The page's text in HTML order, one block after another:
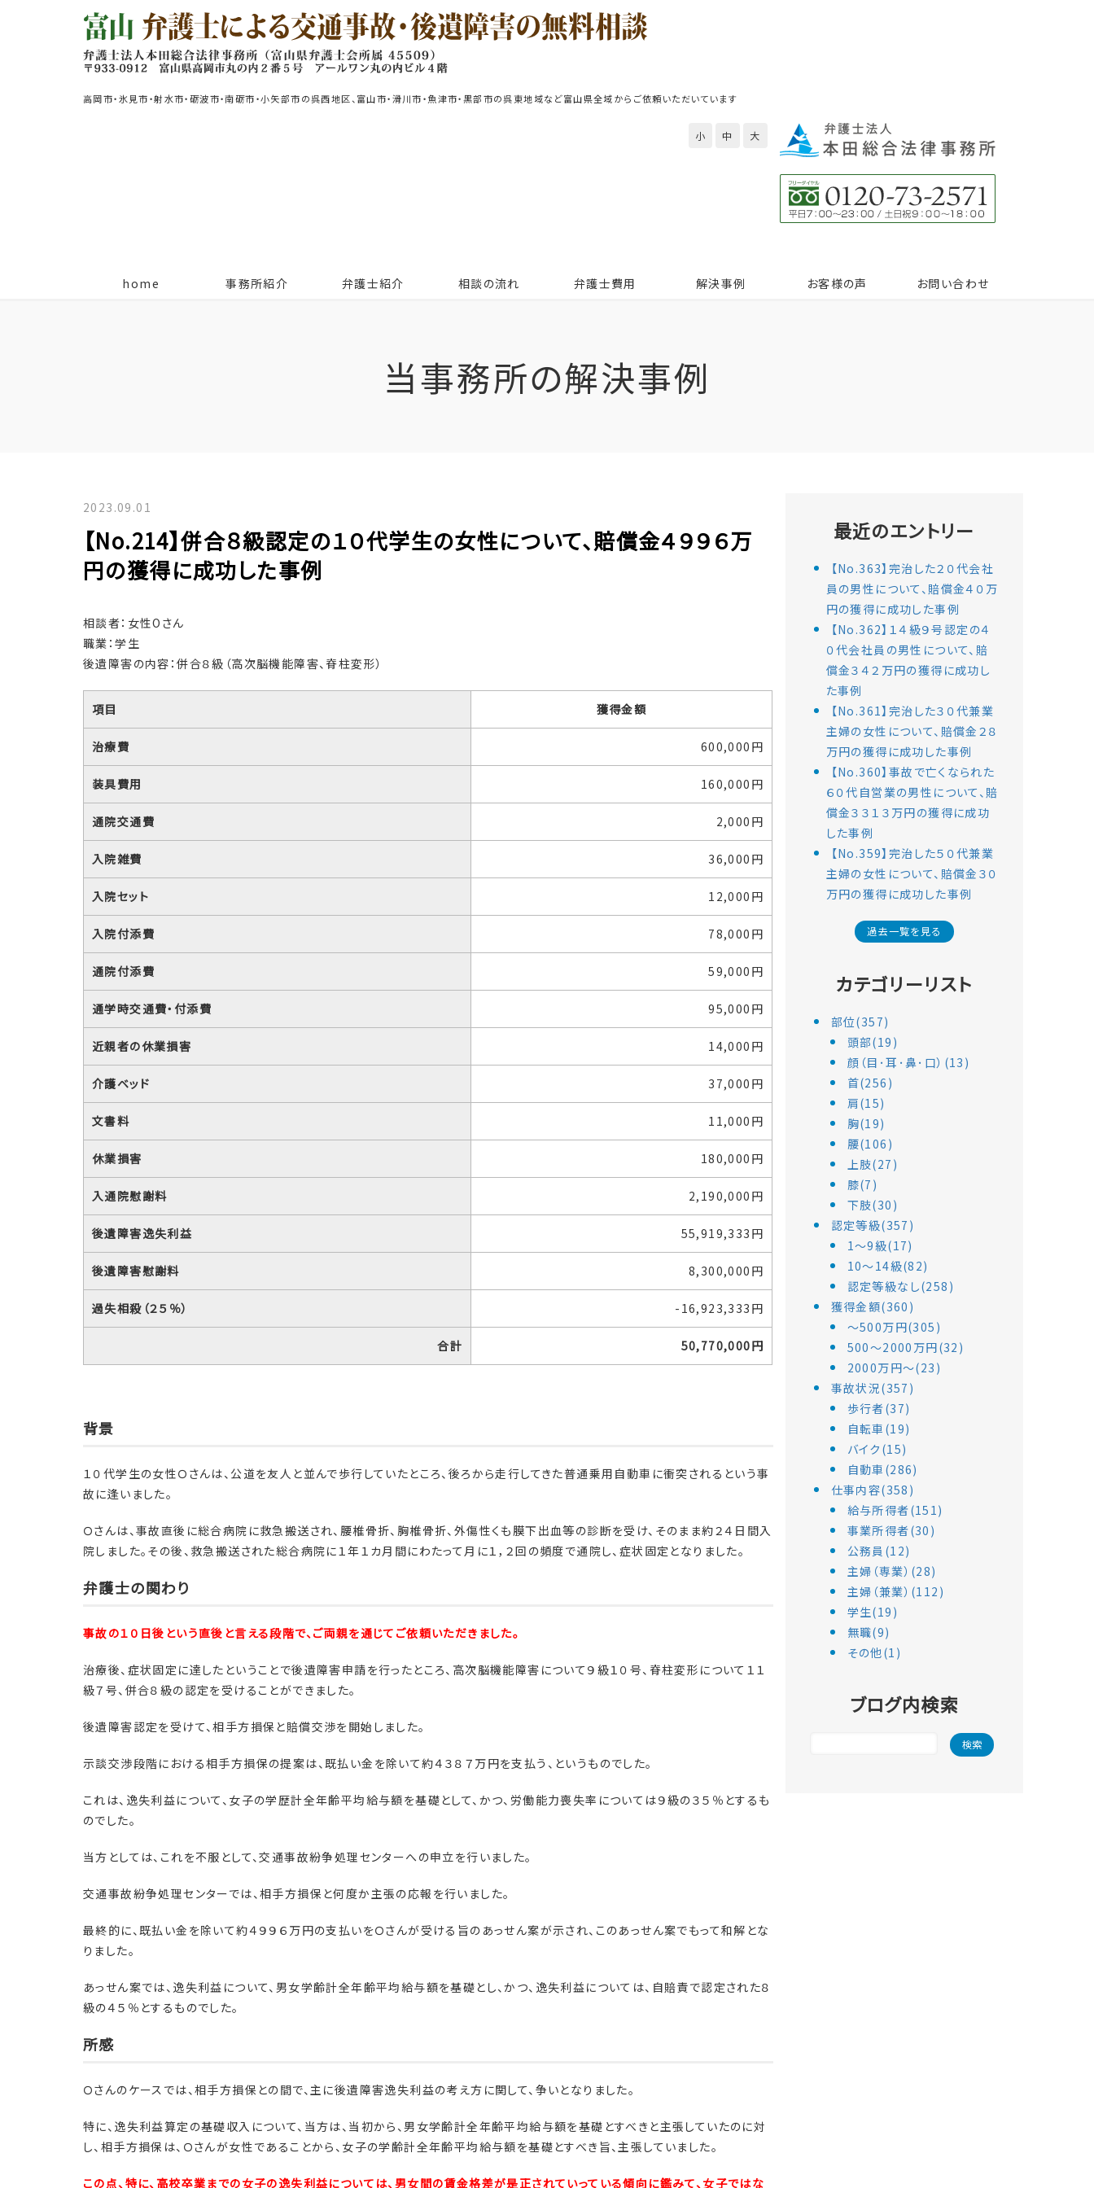
高岡市・氷見市・射水市・砺波市・南砺市・小矢部市の呉西地区、富山市・滑川市・魚津市・黒部市の呉東地域など富山県全域からご依頼いただいています
小 中 大
home 事務所紹介 弁護士紹介 相談の流れ 弁護士費用 解決事例 お客様の声 お問い合わせ
当事務所の解決事例
2023.09.01
【No.214】併合８級認定の１０代学生の女性について、賠償金４９９６万
円の獲得に成功した事例
相談者：女性Oさん
職業：学生
後遺障害の内容：併合８級（高次脳機能障害、脊柱変形）
項目 獲得金額
治療費 600,000円
装具費用 160,000円
通院交通費 2,000円
入院雑費 36,000円
入院セット 12,000円
入院付添費 78,000円
通院付添費 59,000円
通学時交通費・付添費 95,000円
近親者の休業損害 14,000円
介護ベッド 37,000円
文書料 11,000円
休業損害 180,000円
入通院慰謝料 2,190,000円
後遺障害逸失利益 55,919,333円
後遺障害慰謝料 8,300,000円
過失相殺（２５％） -16,923,333円
合計 50,770,000円
背景
１０代学生の女性Ｏさんは、公道を友人と並んで歩行していたところ、後ろから走行してきた普通乗用自動車に衝突されるという事
故に逢いました。
Ｏさんは、事故直後に総合病院に救急搬送され、腰椎骨折、胸椎骨折、外傷性くも膜下出血等の診断を受け、そのまま約２４日間入
院しました。その後、救急搬送された総合病院に１年１カ月間にわたって月に１，２回の頻度で通院し、症状固定となりました。
弁護士の関わり
事故の１０日後という直後と言える段階で、ご両親を通じてご依頼いただきました。
治療後、症状固定に達したということで後遺障害申請を行ったところ、高次脳機能障害について９級１０号、脊柱変形について１１
級７号、併合８級の認定を受けることができました。
後遺障害認定を受けて、相手方損保と賠償交渉を開始しました。
示談交渉段階における相手方損保の提案は、既払い金を除いて約４３８７万円を支払う、というものでした。
これは、逸失利益について、女子の学歴計全年齢平均給与額を基礎として、かつ、労働能力喪失率については９級の３５％とするも
のでした。
当方としては、これを不服として、交通事故紛争処理センターへの申立を行いました。
交通事故紛争処理センターでは、相手方損保と何度か主張の応報を行いました。
最終的に、既払い金を除いて約４９９６万円の支払いをＯさんが受ける旨のあっせん案が示され、このあっせん案でもって和解とな
りました。
あっせん案では、逸失利益について、男女学齢計全年齢平均給与額を基礎とし、かつ、逸失利益については、自賠責で認定された８
級の４５％とするものでした。
所感
Ｏさんのケースでは、相手方損保との間で、主に後遺障害逸失利益の考え方に関して、争いとなりました。
特に、逸失利益算定の基礎収入について、当方は、当初から、男女学齢計全年齢平均給与額を基礎とすべきと主張していたのに対
し、相手方損保は、Ｏさんが女性であることから、女子の学齢計全年齢平均給与額を基礎とすべき旨、主張していました。
この点、特に、高校卒業までの女子の逸失利益については、男女間の賃金格差が是正されていっている傾向に鑑みて、女子ではな
最近のエントリー
【No.363】完治した２０代会社
員の男性について、賠償金４０万
円の獲得に成功した事例
【No.362】１４級９号認定の４
０代会社員の男性について、賠
償金３４２万円の獲得に成功し
た事例
【No.361】完治した３０代兼業
主婦の女性について、賠償金２８
万円の獲得に成功した事例
【No.360】事故で亡くなられた
６０代自営業の男性について、賠
償金３３１３万円の獲得に成功
した事例
【No.359】完治した５０代兼業
主婦の女性について、賠償金３０
万円の獲得に成功した事例
過去一覧を見る
カテゴリーリスト
部位(357)
頭部(19)
顔（目･耳･鼻･口）(13)
首(256)
肩(15)
胸(19)
腰(106)
上肢(27)
膝(7)
下肢(30)
認定等級(357)
1～9級(17)
10～14級(82)
認定等級なし(258)
獲得金額(360)
～500万円(305)
500～2000万円(32)
2000万円～(23)
事故状況(357)
歩行者(37)
自転車(19)
バイク(15)
自動車(286)
仕事内容(358)
給与所得者(151)
事業所得者(30)
公務員(12)
主婦（専業）(28)
主婦（兼業）(112)
学生(19)
無職(9)
その他(1)
ブログ内検索